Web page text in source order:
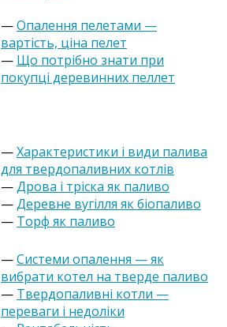
—Опалення пелетами —
вартість, ціна пелет
— Що потрібно знати при
покупці деревинних пеллет
—Характеристики і види палива
для твердопаливних котлів
—Дрова і тріска як паливо
—Деревне вугілля як біопаливо
— Торф як паливо
—Системи опалення — як
вибрати котел на тверде паливо
— Твердопаливні котли —
переваги і недоліки